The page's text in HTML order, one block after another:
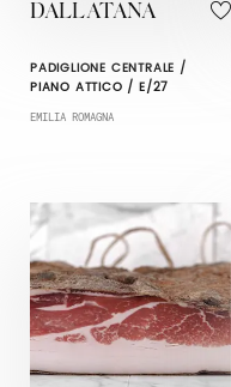
DALLATANA
PADIGLIONE CENTRALE /
PIANO ATTICO / E/27
EMILIA ROMAGNA